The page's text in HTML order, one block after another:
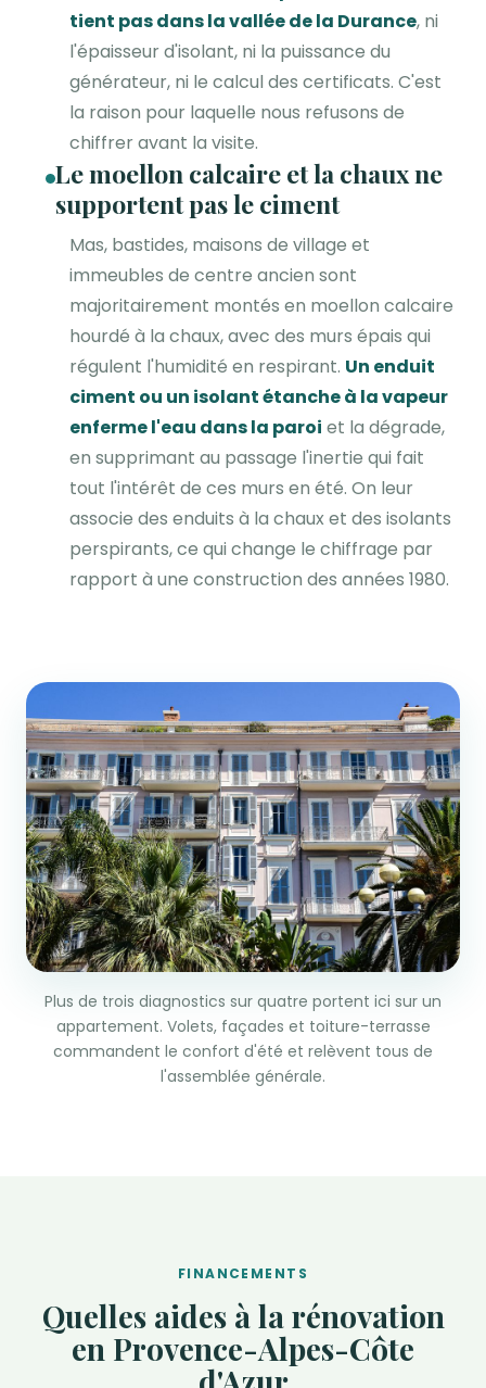
tient pas dans la vallée de la Durance, ni
l'épaisseur d'isolant, ni la puissance du
générateur, ni le calcul des certificats. C'est
la raison pour laquelle nous refusons de
chiffrer avant la visite.
Le moellon calcaire et la chaux ne
supportent pas le ciment
Mas, bastides, maisons de village et
immeubles de centre ancien sont
majoritairement montés en moellon calcaire
hourdé à la chaux, avec des murs épais qui
régulent l'humidité en respirant. Un enduit
ciment ou un isolant étanche à la vapeur
enferme l'eau dans la paroi et la dégrade,
en supprimant au passage l'inertie qui fait
tout l'intérêt de ces murs en été. On leur
associe des enduits à la chaux et des isolants
perspirants, ce qui change le chiffrage par
rapport à une construction des années 1980.
Plus de trois diagnostics sur quatre portent ici sur un
appartement. Volets, façades et toiture-terrasse
commandent le confort d'été et relèvent tous de
l'assemblée générale.
FINANCEMENTS
Quelles aides à la rénovation
en Provence-Alpes-Côte